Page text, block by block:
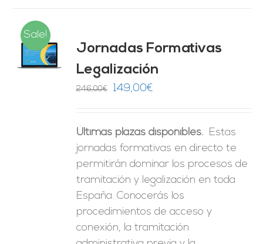
Sale!
Jornadas Formativas
Legalización
246,00€
El
era:
246,00€.
149,00€
es:
149,00€.
Últimas plazas disponibles. Estas
jornadas formativas en directo te
permitirán dominar los procesos de
tramitación y legalización en toda
España. Conocerás los
procedimientos de acceso y
conexión, la tramitación